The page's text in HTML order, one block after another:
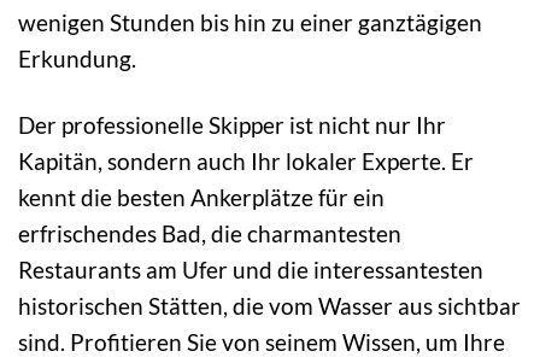
wenigen Stunden bis hin zu einer ganztägigen
Erkundung.
Der professionelle Skipper ist nicht nur Ihr
Kapitän, sondern auch Ihr lokaler Experte. Er
kennt die besten Ankerplätze für ein
erfrischendes Bad, die charmantesten
Restaurants am Ufer und die interessantesten
historischen Stätten, die vom Wasser aus sichtbar
sind. Profitieren Sie von seinem Wissen, um Ihre